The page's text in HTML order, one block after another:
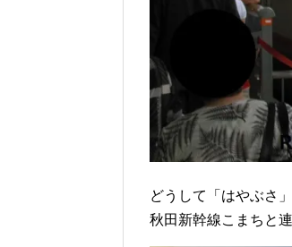
どうして「はやぶさ
秋田新幹線こまちと